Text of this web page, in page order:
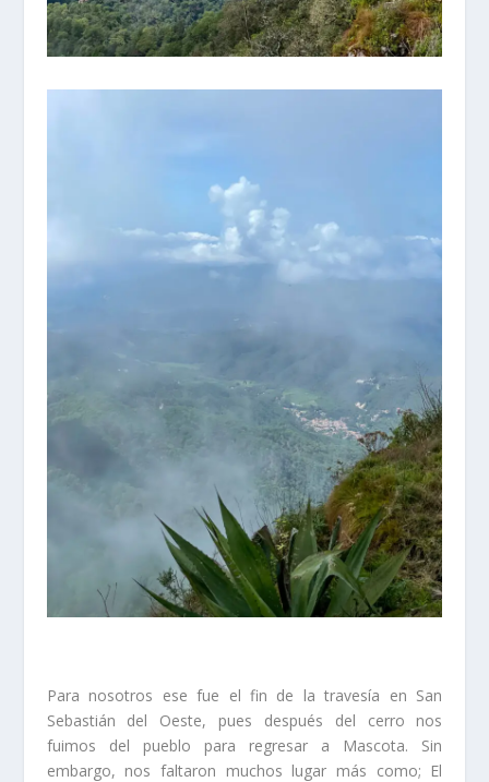
Para nosotros ese fue el fin de la travesía en San
Sebastián del Oeste, pues después del cerro nos
fuimos del pueblo para regresar a Mascota. Sin
embargo, nos faltaron muchos lugar más como; El